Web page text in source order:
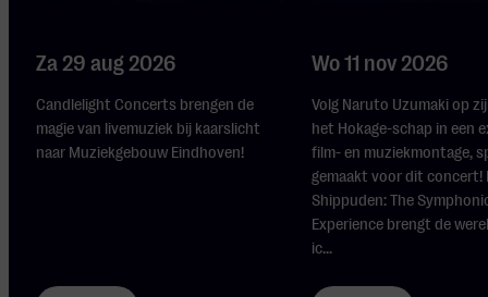
Za 29 aug 2026
Candlelight Concerts brengen de
magie van livemuziek bij kaarslicht
naar Muziekgebouw Eindhoven!
Wo 11 nov 2026
Volg Naruto Uzumaki op
het Hokage-schap in een
film- en muziekmontage,
gemaakt voor dit concert!
Shippuden: The
Experience brengt de
ic...